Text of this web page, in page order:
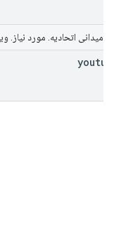
میدانی اتحادیه. مورد نیاز.
youtube